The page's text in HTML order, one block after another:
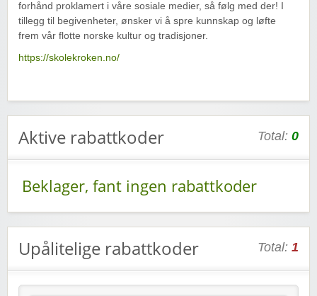
forhånd proklamert i våre sosiale medier, så følg med der! I
tillegg til begivenheter, ønsker vi å spre kunnskap og løfte
frem vår flotte norske kultur og tradisjoner.
https://skolekroken.no/
Aktive rabattkoder Total: 0
Beklager, fant ingen rabattkoder
Upålitelige rabattkoder Total: 1